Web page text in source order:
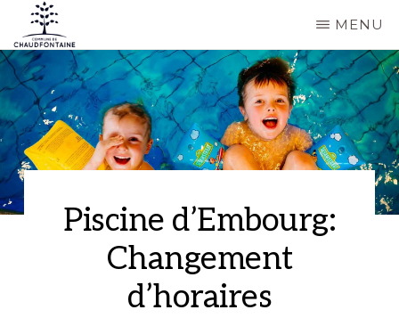
Passer
au
contenu
principal
COMMUNE
DE
CHAUDFONTAINE
Site
officiel
de
la
commune
de
MENU
Piscine d’Embourg:
Changement
d’horaires